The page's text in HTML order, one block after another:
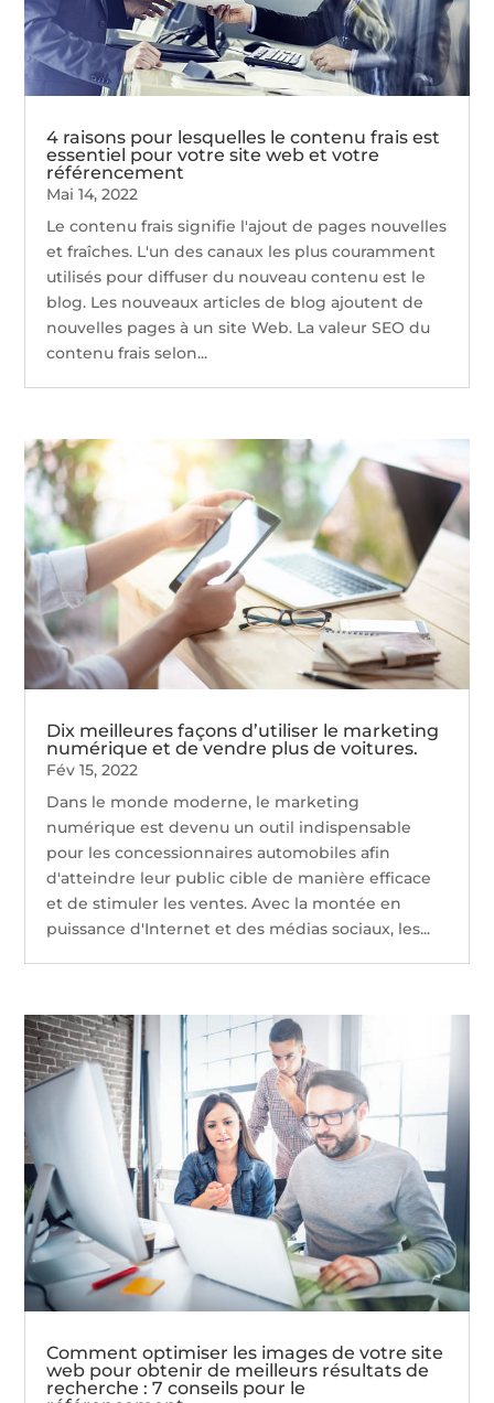
4 raisons pour lesquelles le contenu frais est
essentiel pour votre site web et votre
référencement
Mai 14, 2022
Le contenu frais signifie l'ajout de pages nouvelles
et fraîches. L'un des canaux les plus couramment
utilisés pour diffuser du nouveau contenu est le
blog. Les nouveaux articles de blog ajoutent de
nouvelles pages à un site Web. La valeur SEO du
contenu frais selon...
Dix meilleures façons d’utiliser le marketing
numérique et de vendre plus de voitures.
Fév 15, 2022
Dans le monde moderne, le marketing
numérique est devenu un outil indispensable
pour les concessionnaires automobiles afin
d'atteindre leur public cible de manière efficace
et de stimuler les ventes. Avec la montée en
puissance d'Internet et des médias sociaux, les...
Comment optimiser les images de votre site
web pour obtenir de meilleurs résultats de
recherche : 7 conseils pour le